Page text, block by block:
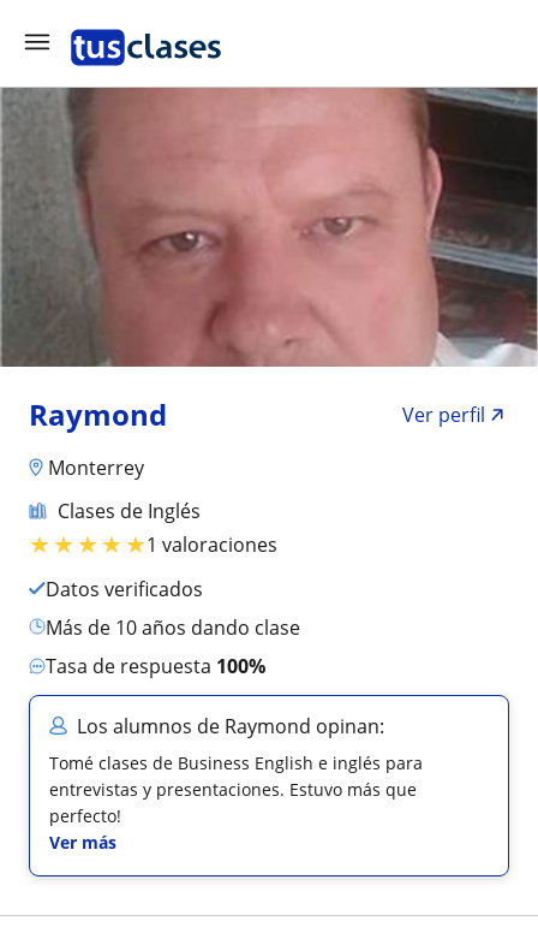
Raymond
Ver perfil
Monterrey
Clases de Inglés
★★★★★1 valoraciones
Datos verificados
más de 10 años dando clase
Tasa de respuesta 100%
Los alumnos de Raymond opinan:
Tomé clases de Business English e inglés para
entrevistas y presentaciones. Estuvo más que
perfecto!
Ver más